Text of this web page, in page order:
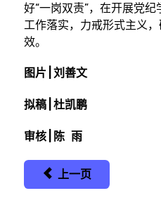
好“一岗双责”，在开展党
工作落实，力戒形式主义
效。
图片 | 刘善文
拟稿 | 杜凯鹏
审核 | 陈 雨
上一页